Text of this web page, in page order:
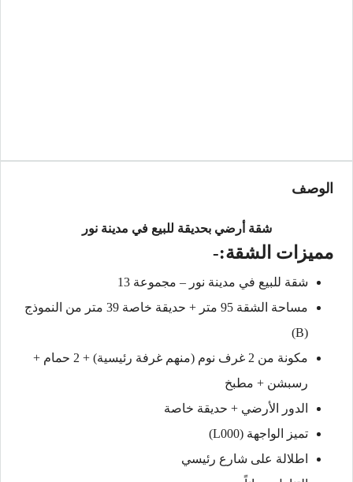
الوصف
شقة أرضي بحديقة للبيع في مدينة نور
مميزات الشقة:-
شقة للبيع في مدينة نور – مجموعة 13
مساحة الشقة 95 متر + حديقة خاصة 39 متر من النموذج
(B)
مكونة من 2 غرف نوم (منهم غرفة رئيسية) + 2 حمام +
رسبشن + مطبخ
الدور الأرضي + حديقة خاصة
تميز الواجهة (L000)
اطلالة على شارع رئيسي